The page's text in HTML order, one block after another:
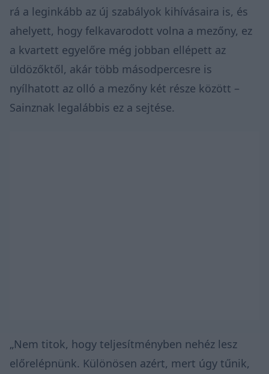
rá a leginkább az új szabályok kihívásaira is, és
ahelyett, hogy felkavarodott volna a mezőny, ez
a kvartett egyelőre még jobban ellépett az
üldözőktől, akár több másodpercesre is
nyílhatott az olló a mezőny két része között –
Sainznak legalábbis ez a sejtése.
„Nem titok, hogy teljesítményben nehéz lesz
előrelépnünk. Különösen azért, mert úgy tűnik,